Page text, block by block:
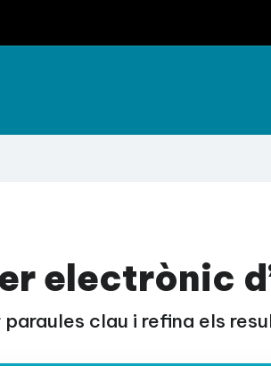
electrònic
paraules clau i refina els